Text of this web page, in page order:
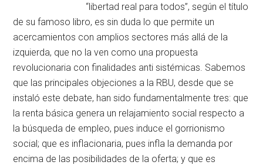
“libertad real para todos”, según el título
de su famoso libro, es sin duda lo que permite un
acercamientos con amplios sectores más allá de la
izquierda, que no la ven como una propuesta
revolucionaria con finalidades anti sistémicas. Sabemos
que las principales objeciones a la RBU, desde que se
instaló este debate, han sido fundamentalmente tres: que
la renta básica genera un relajamiento social respecto a
la búsqueda de empleo, pues induce el gorrionismo
social; que es inflacionaria, pues infla la demanda por
encima de las posibilidades de la oferta; y que es